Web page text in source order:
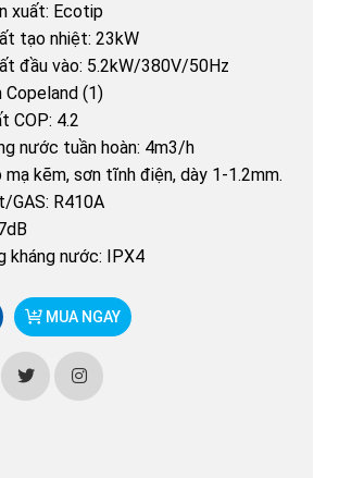
xuất: Ecotip
tạo nhiệt: 23kW
đầu vào: 5.2kW/380V/50Hz
Copeland (1)
COP: 4.2
nước tuần hoàn: 4m3/h
mạ kẽm, sơn tĩnh điện, dày 1-1.2mm.
GAS: R410A
kháng nước: IPX4
MUA NGAY